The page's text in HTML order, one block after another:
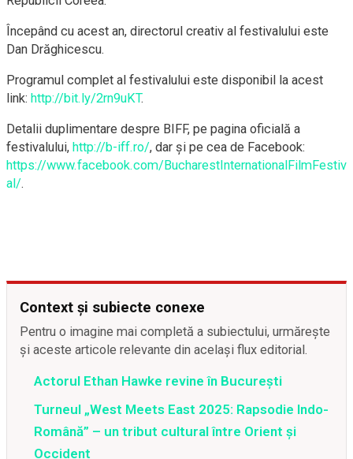
Începând cu acest an, directorul creativ al festivalului este
Dan Drăghicescu.
Programul complet al festivalului este disponibil la acest
link: http://bit.ly/2rn9uKT.
Detalii duplimentare despre BIFF, pe pagina oficială a
festivalului, http://b-iff.ro/, dar şi pe cea de Facebook:
https://www.facebook.com/BucharestInternationalFilmFestiv
al/.
Context și subiecte conexe
Pentru o imagine mai completă a subiectului, urmărește
și aceste articole relevante din același flux editorial.
Actorul Ethan Hawke revine în București
Turneul „West Meets East 2025: Rapsodie Indo-
Română” – un tribut cultural între Orient și
Occident